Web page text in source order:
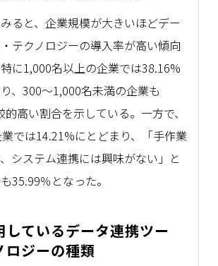
ると、企業規模が大きいほどデー
テクノロジーの導入率が高い傾向
に1,000名以上の企業では38.16%
、300～1,000名未満の企業も
高い割合を示している。一方で、
では14.21%にとどまり、「手作業
システム連携には興味がない」と
35.99％となった。
しているデータ連携ツー
ロジーの種類